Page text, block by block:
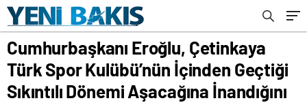
Aşacağına İnandığını Belirtti
Cumhurbaşkanı Eroğlu, Çetinkaya
Türk Spor Kulübü’nün İçinden Geçtiği
Sıkıntılı Dönemi Aşacağına İnandığını